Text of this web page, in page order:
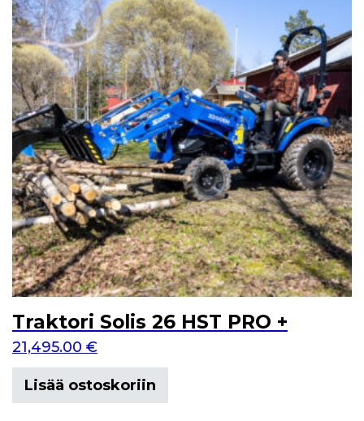
Traktori Solis 26 HST PRO +
21,495.00 €
Lisää ostoskoriin